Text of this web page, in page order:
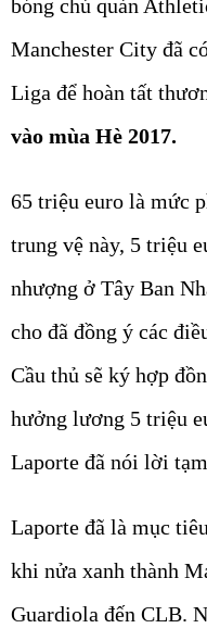
bóng chủ quản
Manchester City đã
Liga để hoàn tất
vào mùa Hè 2017.
65 triệu euro là mức
trung vệ này, 5 triệu
nhượng ở Tây Ban
cho đã đồng ý các
Cầu thủ sẽ ký hợp
hưởng lương 5 triệu
Laporte đã nói lời
Laporte đã là mục
khi nửa xanh thành
Guardiola đến CLB.